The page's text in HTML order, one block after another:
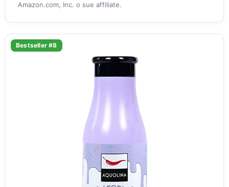
Amazon.com, Inc. o sue affiliate.
Bestseller #8